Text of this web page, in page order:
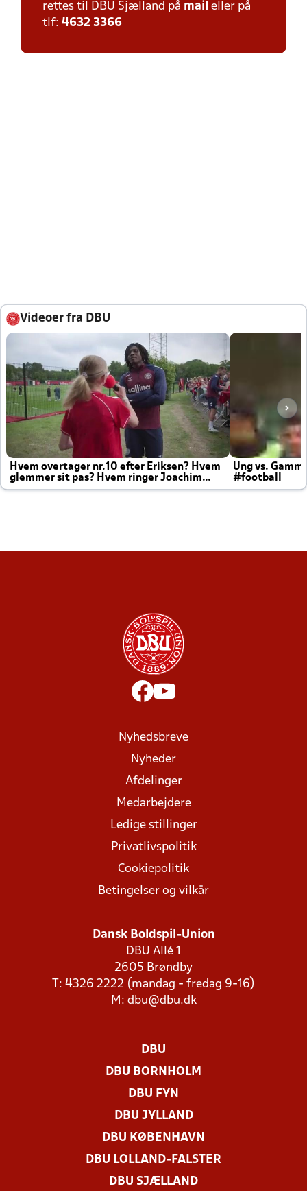
rettes til DBU Sjælland på mail eller på
tlf: 4632 3366
Videoer fra DBU
Hvem overtager nr.10 efter Eriksen? Hvem
glemmer sit pas? Hvem ringer Joachim
altid til efter kampe?
Ung vs.
#football
Nyhedsbreve
Nyheder
Afdelinger
Medarbejdere
Ledige stillinger
Privatlivspolitik
Cookiepolitik
Betingelser og vilkår
Dansk Boldspil-Union
DBU Allé 1
2605 Brøndby
T: 4326 2222 (mandag - fredag 9-16)
M: dbu@dbu.dk
DBU
DBU BORNHOLM
DBU FYN
DBU JYLLAND
DBU KØBENHAVN
DBU LOLLAND-FALSTER
DBU SJÆLLAND